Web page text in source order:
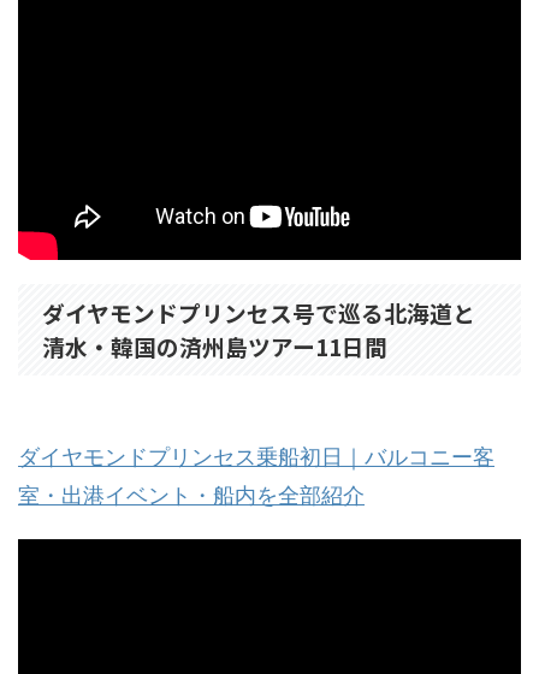
ダイヤモンドプリンセス号で巡る北海道と
清水・韓国の済州島ツアー11日間
ダイヤモンドプリンセス乗船初日｜バルコニー客
室・出港イベント・船内を全部紹介